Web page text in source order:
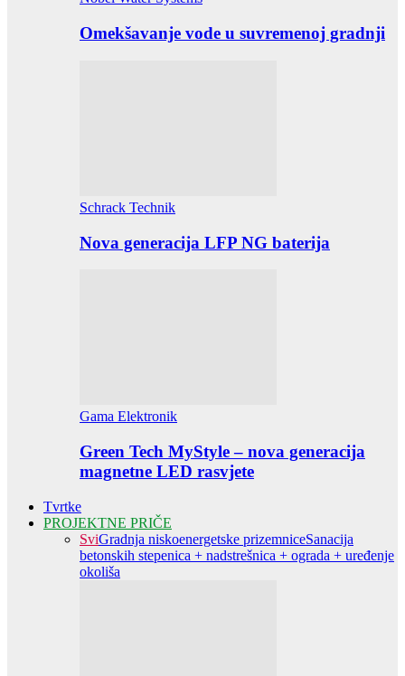
Omekšavanje vode u suvremenoj gradnji
Schrack Technik
Nova generacija LFP NG baterija
Gama Elektronik
Green Tech MyStyle – nova generacija
magnetne LED rasvjete
Tvrtke
PROJEKTNE PRIČE
SviGradnja niskoenergetske prizemniceSanacija
betonskih stepenica + nadstrešnica + ograda + uređenje
okoliša